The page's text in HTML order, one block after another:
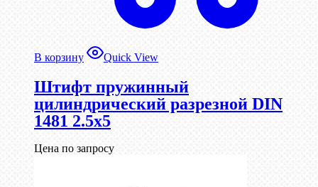
В корзину Quick View
Штифт пружинный
цилиндрический разрезной DIN
1481 2.5х5
Цена по запросу